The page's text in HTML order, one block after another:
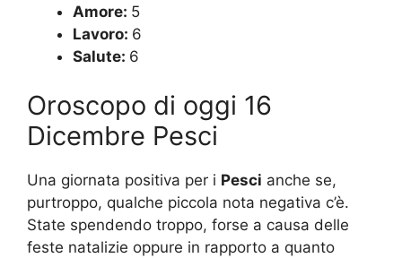
Amore: 5
Lavoro: 6
Salute: 6
Oroscopo di oggi 16
Dicembre Pesci
Una giornata positiva per i Pesci anche se,
purtroppo, qualche piccola nota negativa c’è.
State spendendo troppo, forse a causa delle
feste natalizie oppure in rapporto a quanto